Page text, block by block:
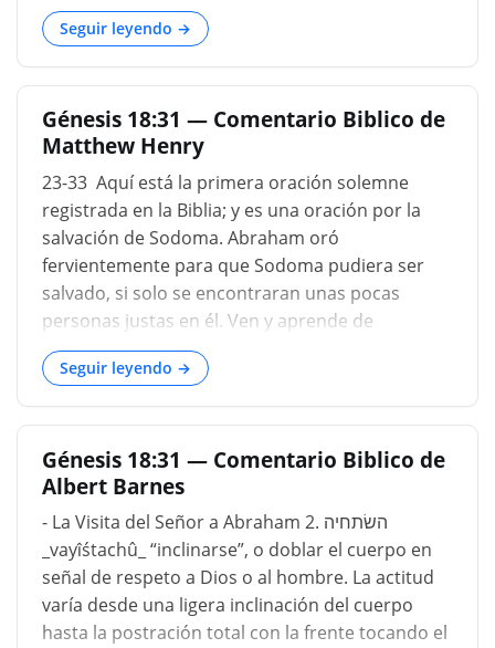
Seguir leyendo →
Génesis 18:31 — Comentario Biblico de
Matthew Henry
23-33 Aquí está la primera oración solemne
registrada en la Biblia; y es una oración por la
salvación de Sodoma. Abraham oró
fervientemente para que Sodoma pudiera ser
salvado, si solo se encontraran unas pocas
personas justas en él. Ven y aprende de
Abraham qué compasión deberíamos sentir por
los pecadores y con qué fervor debemos orar
por ellos. Vemos aquí que la oración eficaz y
ferviente de un hombre justo vale mucho.
Abraham, de hecho, falló en su solicitud de todo
el lugar, pero Lot fue entregado milagrosamente.
Anímate a esperar, con una oración sincera, la
bendición de Dios sobre tus familias, tus amigos,
tu vecindario. Para este fin, no solo debes orar,
sino que debes vivir como Abraham. Sabía que el
juez de toda la tierra haría lo correcto. Él no
Seguir leyendo →
Génesis 18:31 — Comentario Biblico de
Albert Barnes
- La Visita del Señor a Abraham 2. השׂתחיה
_vayı̂śtachû_ “inclinarse”, o doblar el cuerpo en
señal de respeto a Dios o al hombre. La actitud
varía desde una ligera inclinación del cuerpo
hasta la postración total con la frente tocando el